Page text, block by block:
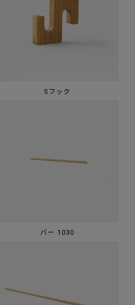
Sフック
バー 1030